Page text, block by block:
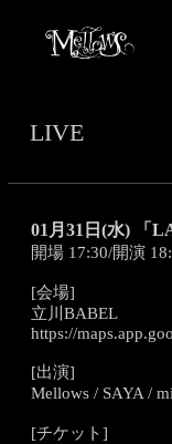
LIVE
01月31日(水) 「
開場 17:30/開演
[会場]
立川BABEL
https://
[出演]
Mellows / SAYA /
[チケット]